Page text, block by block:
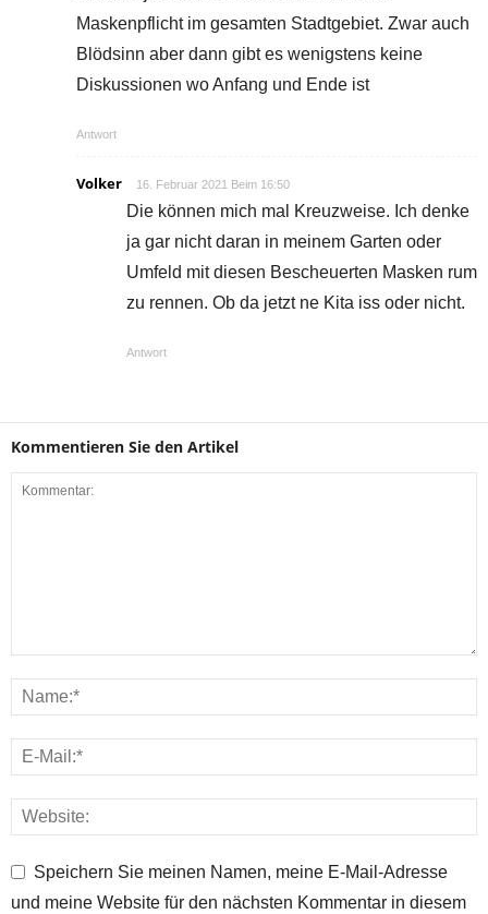
Maskenpflicht im gesamten Stadtgebiet. Zwar auch
Blödsinn aber dann gibt es wenigstens keine
Diskussionen wo Anfang und Ende ist
Antwort
Volker 16. Februar 2021 Beim 16:50
Die können mich mal Kreuzweise. Ich denke
ja gar nicht daran in meinem Garten oder
Umfeld mit diesen Bescheuerten Masken rum
zu rennen. Ob da jetzt ne Kita iss oder nicht.
Antwort
Kommentieren Sie den Artikel
Speichern Sie meinen Namen, meine E-Mail-Adresse
und meine Website für den nächsten Kommentar in diesem